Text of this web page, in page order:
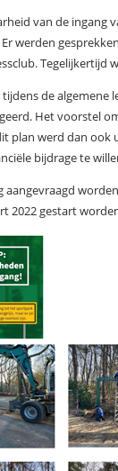
van de ingang
werden
Tegelijkertijd
de
Het voorstel
plan werd dan ook
bijdrage te
2022 gestart